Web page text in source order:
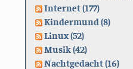
Internet (177)
Kindermund (8)
Linux (52)
Musik (42)
Nachtgedacht (16)